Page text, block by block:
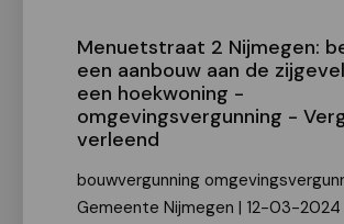
Menuetstraat 2 Nijmegen:
een aanbouw aan de
een hoekwoning -
omgevingsvergunning -
verleend
bouwvergunning
Gemeente Nijmegen | 12-03-2024